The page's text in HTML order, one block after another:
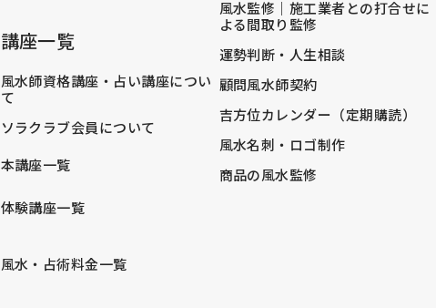
講座一覧
風水師資格講座・占い講座につい
て
ソラクラブ会員について
本講座一覧
体験講座一覧
風水・占術料金一覧
風水監修｜施工業者との打合せに
よる間取り監修
運勢判断・人生相談
顧問風水師契約
吉方位カレンダー（定期購読）
風水名刺・ロゴ制作
商品の風水監修